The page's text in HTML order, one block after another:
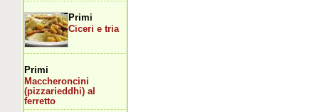
Primi
Ciceri e tria
Primi
Maccheroncini
(pizzarieddhi) al
ferretto